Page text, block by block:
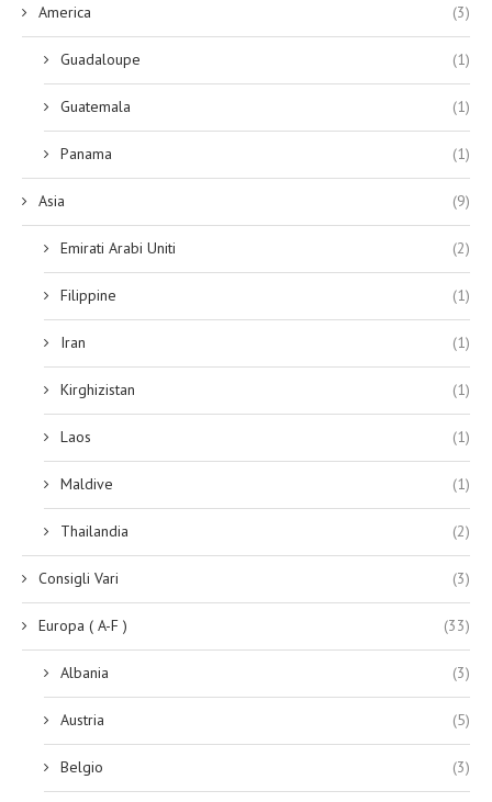
America (3)
Guadaloupe (1)
Guatemala (1)
Panama (1)
Asia (9)
Emirati Arabi Uniti (2)
Filippine (1)
Iran (1)
Kirghizistan (1)
Laos (1)
Maldive (1)
Thailandia (2)
Consigli Vari (3)
Europa ( A-F ) (33)
Albania (3)
Austria (5)
Belgio (3)